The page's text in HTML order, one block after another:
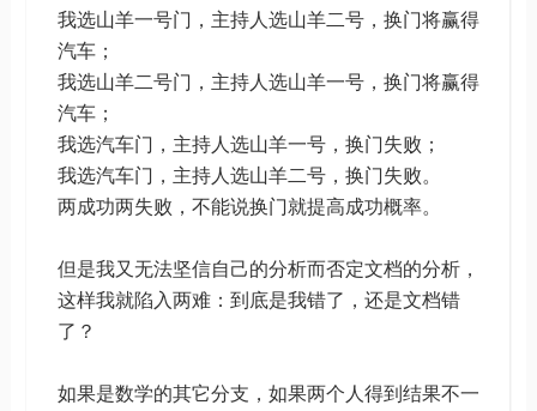
我选山羊一号门，主持人选山羊二号，换门将赢得
汽车；
我选山羊二号门，主持人选山羊一号，换门将赢得
汽车；
我选汽车门，主持人选山羊一号，换门失败；
我选汽车门，主持人选山羊二号，换门失败。
两成功两失败，不能说换门就提高成功概率。
但是我又无法坚信自己的分析而否定文档的分析，
这样我就陷入两难：到底是我错了，还是文档错
了？
如果是数学的其它分支，如果两个人得到结果不一